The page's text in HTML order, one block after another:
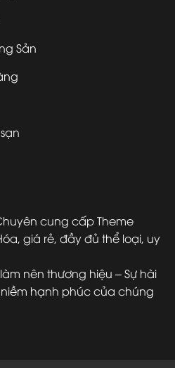
Sản
cung cấp Theme
giá rẻ, đầy đủ thể loại, uy
nên thương hiệu – Sự hài
hạnh phúc của chúng